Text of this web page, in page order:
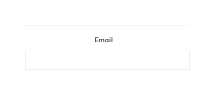
Email